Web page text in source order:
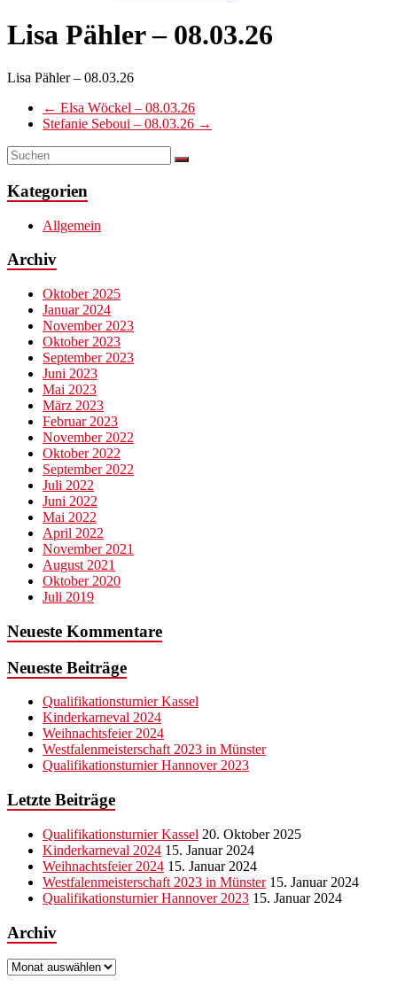
Lisa Pähler – 08.03.26
Lisa Pähler – 08.03.26
← Elsa Wöckel – 08.03.26
Stefanie Seboui – 08.03.26 →
Kategorien
Allgemein
Archiv
Oktober 2025
Januar 2024
November 2023
Oktober 2023
September 2023
Juni 2023
Mai 2023
März 2023
Februar 2023
November 2022
Oktober 2022
September 2022
Juli 2022
Juni 2022
Mai 2022
April 2022
November 2021
August 2021
Oktober 2020
Juli 2019
Neueste Kommentare
Neueste Beiträge
Qualifikationsturnier Kassel
Kinderkarneval 2024
Weihnachtsfeier 2024
Westfalenmeisterschaft 2023 in Münster
Qualifikationsturnier Hannover 2023
Letzte Beiträge
Qualifikationsturnier Kassel 20. Oktober 2025
Kinderkarneval 2024 15. Januar 2024
Weihnachtsfeier 2024 15. Januar 2024
Westfalenmeisterschaft 2023 in Münster 15. Januar 2024
Qualifikationsturnier Hannover 2023 15. Januar 2024
Archiv
Archiv